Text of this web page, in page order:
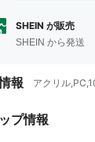
SHEIN が販売
SHEIN から発送
報 アクリル
プ情報